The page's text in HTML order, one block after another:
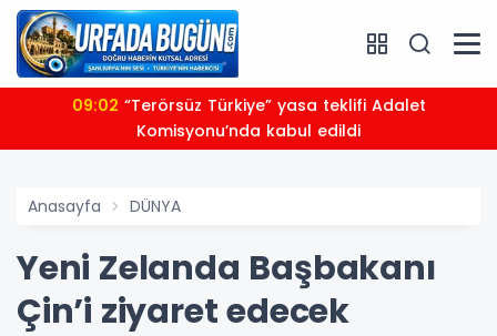
09:02
Komisyonu’nda kabul edildi
Anasayfa DÜNYA
Yeni Zelanda Başbakanı
Çin’i ziyaret edecek